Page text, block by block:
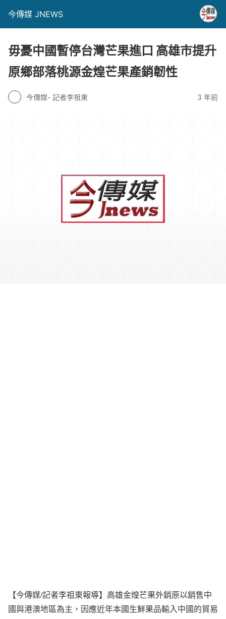
今傳媒 JNEWS
毋憂中國暫停台灣芒果進口 高雄市提升
原鄉部落桃源金煌芒果產銷韌性
今傳媒- 記者李祖東 3 年前
【今傳媒/記者李祖東報導】高雄金煌芒果外銷原以銷售中
國與港澳地區為主，因應近年本國生鮮果品輸入中國的貿易